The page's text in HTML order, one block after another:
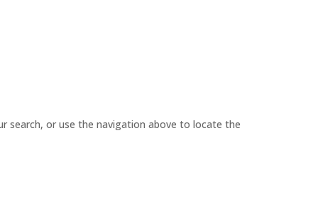
search, or use the navigation above to locate the